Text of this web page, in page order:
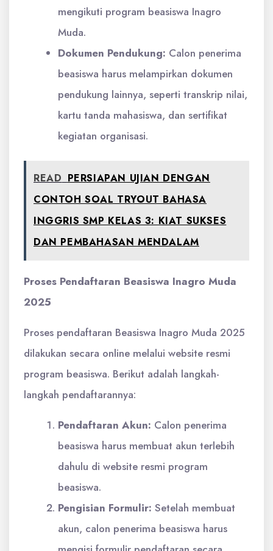
mengikuti program beasiswa Inagro
Muda.
Dokumen Pendukung: Calon penerima
beasiswa harus melampirkan dokumen
pendukung lainnya, seperti transkrip nilai,
kartu tanda mahasiswa, dan sertifikat
kegiatan organisasi.
READ PERSIAPAN UJIAN DENGAN
CONTOH SOAL TRYOUT BAHASA
INGGRIS SMP KELAS 3: KIAT SUKSES
DAN PEMBAHASAN MENDALAM
Proses Pendaftaran Beasiswa Inagro Muda
2025
Proses pendaftaran Beasiswa Inagro Muda 2025
dilakukan secara online melalui website resmi
program beasiswa. Berikut adalah langkah-
langkah pendaftarannya:
Pendaftaran Akun: Calon penerima
beasiswa harus membuat akun terlebih
dahulu di website resmi program
beasiswa.
Pengisian Formulir: Setelah membuat
akun, calon penerima beasiswa harus